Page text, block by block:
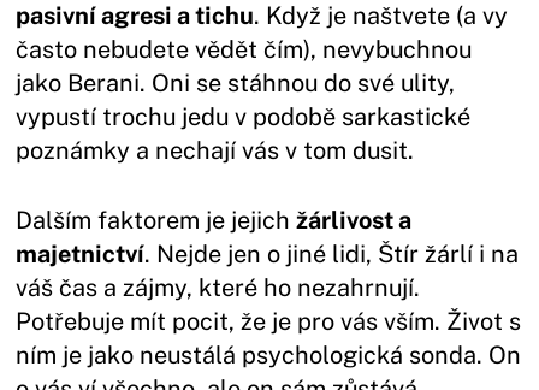
pasivní agresi a tichu. Když je naštvete (a vy
často nebudete vědět čím), nevybuchnou
jako Berani. Oni se stáhnou do své ulity,
vypustí trochu jedu v podobě sarkastické
poznámky a nechají vás v tom dusit.
Dalším faktorem je jejichžárlivost a
majetnictví. Nejde jen o jiné lidi, Štír žárlí i na
váš čas a zájmy, které ho nezahrnují.
Potřebuje mít pocit, že je pro vás vším. Život s
ním je jako neustálá psychologická sonda. On